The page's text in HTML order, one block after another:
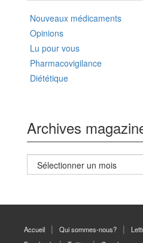
Nouveaux médicaments
Opinions
Lu pour vous
Pharmacovigilance
Diététique
Archives
Archives
magazine
Accueil Qui sommes-nous?